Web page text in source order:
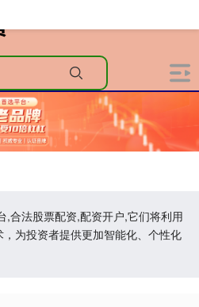
,合法股票配资,配资开户,它们将利用
为投资者提供更加智能化、个性化